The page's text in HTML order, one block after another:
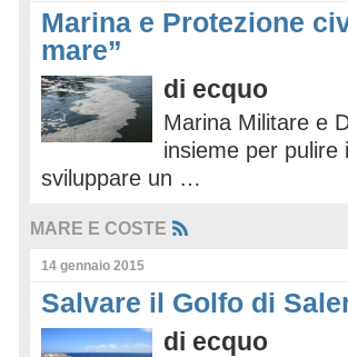
Marina e Protezione
mare”
di ecquo
Marina Militare e
insieme per
sviluppare un …
MARE E COSTE
14 gennaio 2015
Salvare il Golfo di
di ecquo